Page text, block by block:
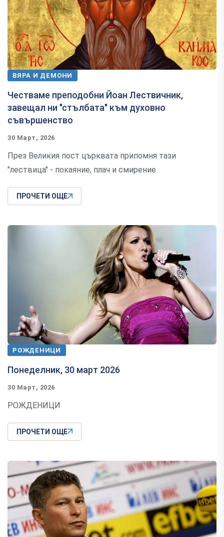
ВЯРА И ДЕМОНИ
Честваме преподобни Йоан Лествичник,
завещал ни "стълбата" към духовно
съвършенство
30 Март, 2026
През Великия пост църквата припомня тази
"лествица" - покаяние, плач и смирение
ПРОЧЕТИ ОЩЕ
РОЖДЕНИЦИ
Понеделник, 30 март 2026
30 Март, 2026
РОЖДЕНИЦИ
ПРОЧЕТИ ОЩЕ